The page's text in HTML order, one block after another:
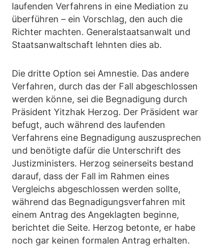
laufenden Verfahrens in eine Mediation zu
überführen – ein Vorschlag, den auch die
Richter machten. Generalstaatsanwalt und
Staatsanwaltschaft lehnten dies ab.
Die dritte Option sei Amnestie. Das andere
Verfahren, durch das der Fall abgeschlossen
werden könne, sei die Begnadigung durch
Präsident Yitzhak Herzog. Der Präsident war
befugt, auch während des laufenden
Verfahrens eine Begnadigung auszusprechen
und benötigte dafür die Unterschrift des
Justizministers. Herzog seinerseits bestand
darauf, dass der Fall im Rahmen eines
Vergleichs abgeschlossen werden sollte,
während das Begnadigungsverfahren mit
einem Antrag des Angeklagten beginne,
berichtet die Seite. Herzog betonte, er habe
noch gar keinen formalen Antrag erhalten.